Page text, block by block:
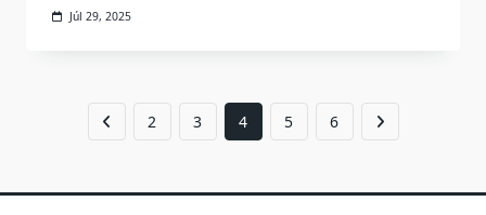
Júl 29, 2025
2 3 4 5 6